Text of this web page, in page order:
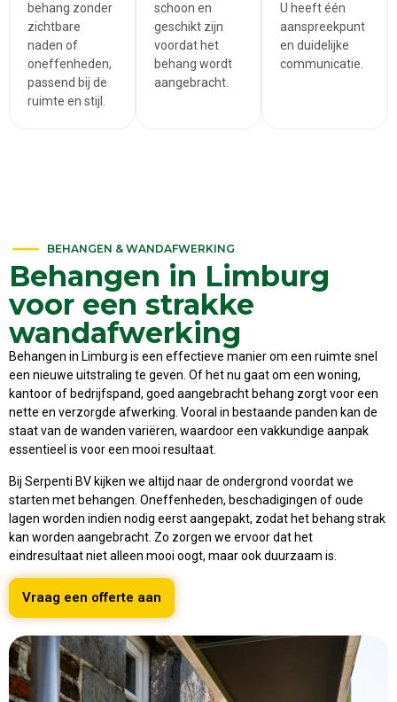
behang zonder
zichtbare
naden of
oneffenheden,
passend bij de
ruimte en stijl.
schoon en
geschikt zijn
voordat het
behang wordt
aangebracht.
U heeft één
aanspreekpunt
en duidelijke
communicatie.
BEHANGEN & WANDAFWERKING
Behangen in Limburg
voor een strakke
wandafwerking
Behangen in Limburg is een effectieve manier om een ruimte snel
een nieuwe uitstraling te geven. Of het nu gaat om een woning,
kantoor of bedrijfspand, goed aangebracht behang zorgt voor een
nette en verzorgde afwerking. Vooral in bestaande panden kan de
staat van de wanden variëren, waardoor een vakkundige aanpak
essentieel is voor een mooi resultaat.
Bij Serpenti BV kijken we altijd naar de ondergrond voordat we
starten met behangen. Oneffenheden, beschadigingen of oude
lagen worden indien nodig eerst aangepakt, zodat het behang strak
kan worden aangebracht. Zo zorgen we ervoor dat het
eindresultaat niet alleen mooi oogt, maar ook duurzaam is.
Vraag een offerte aan